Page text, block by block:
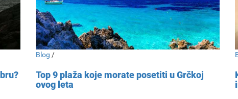
Blog /
Top 9 plaža koje morate posetiti u Grčkoj
ovog leta